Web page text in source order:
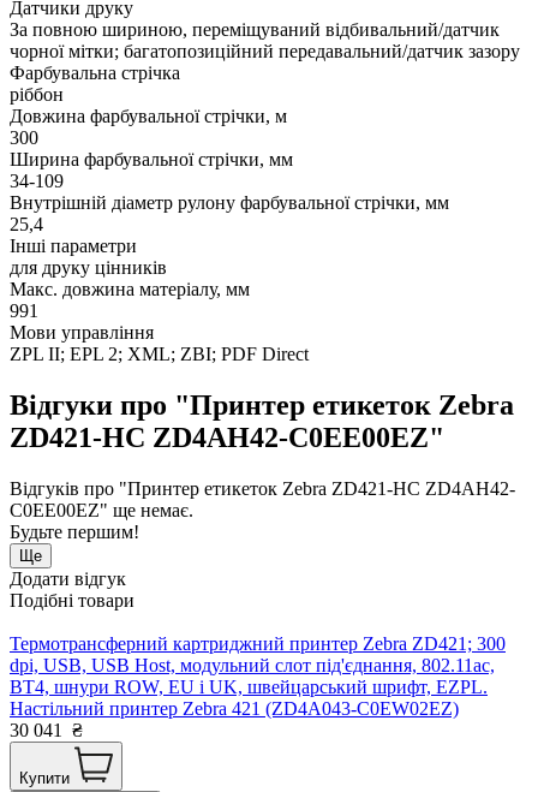
Датчики друку
За повною шириною, переміщуваний відбивальний/датчик
чорної мітки; багатопозиційний передавальний/датчик зазору
Фарбувальна стрічка
ріббон
Довжина фарбувальної стрічки, м
300
Ширина фарбувальної стрічки, мм
34-109
Внутрішній діаметр рулону фарбувальної стрічки, мм
25,4
Інші параметри
для друку цінників
Макс. довжина матеріалу, мм
991
Мови управління
ZPL II; EPL 2; XML; ZBI; PDF Direct
Відгуки про "Принтер етикеток Zebra
ZD421-HC ZD4AH42-C0EE00EZ"
Відгуків про "Принтер етикеток Zebra ZD421-HC ZD4AH42-
C0EE00EZ" ще немає.
Будьте першим!
Ще
Додати відгук
Подібні товари
Термотрансферний картриджний принтер Zebra ZD421; 300
dpi, USB, USB Host, модульний слот під'єднання, 802.11ac,
BT4, шнури ROW, EU і UK, швейцарський шрифт, EZPL.
Настільний принтер Zebra 421 (ZD4A043-C0EW02EZ)
30 041
₴
Купити